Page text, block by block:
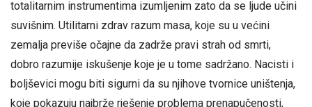
totalitarnim instrumentima izumljenim zato da se ljude učini
suvišnim. Utilitarni zdrav razum masa, koje su u većini
zemalja previše očajne da zadrže pravi strah od smrti,
dobro razumije iskušenje koje je u tome sadržano. Nacisti i
boljševici mogu biti sigurni da su njihove tvornice uništenja,
koje pokazuju najbrže rješenje problema prenapučenosti,